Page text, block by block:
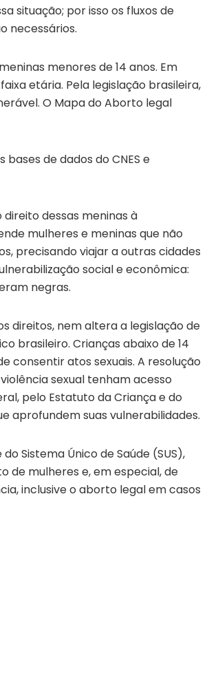
situação; por isso os fluxos de
necessários.
menores de 14 anos. Em
etária. Pela legislação brasileira,
O Mapa do Aborto legal
de dados do CNES e
dessas meninas à
mulheres e meninas que não
precisando viajar a outras cidades
social e econômica:
negras.
direitos, nem altera a legislação de
brasileiro. Crianças abaixo de 14
consentir atos sexuais. A resolução
sexual tenham acesso
pelo Estatuto da Criança e do
aprofundem suas vulnerabilidades.
Sistema Único de Saúde (SUS),
de mulheres e, em especial, de
inclusive o aborto legal em casos